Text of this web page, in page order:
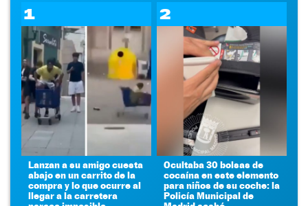
1
Lanzan a su amigo cuesta
abajo en un carrito de la
compra y lo que ocurre al
llegar a la carretera
2
Ocultaba 30 bolsas de
cocaína en este elemento
para niños de su coche: la
Policía Municipal de